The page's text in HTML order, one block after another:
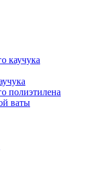
каучука
полиэтилена
ваты